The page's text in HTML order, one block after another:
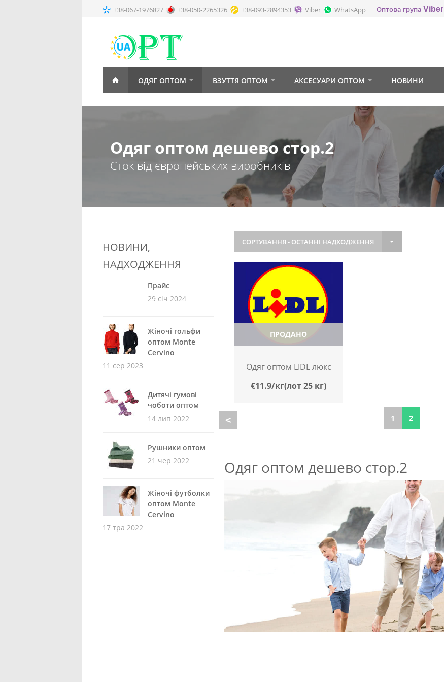
Одяг оптом дешево стор.2
1 2
ПРОДАНО
Одяг оптом LIDL люкс
€11.9/кг(лот 25 кг)
СОРТУВАННЯ - ОСТАННІ НАДХОДЖЕННЯ
НОВИНИ,
НАДХОДЖЕННЯ
Прайс
29 січ 2024
Жіночі гольфи
оптом Monte
Cervino
11 сер 2023
Дитячі гумові
чоботи оптом
14 лип 2022
Рушники оптом
21 чер 2022
Жіночі футболки
оптом Monte
Cervino
17 тра 2022
+38-067-1976827 +38-050-2265326 +38-093-2894353 Viber WhatsApp Оптова група Viber
ОДЯГ ОПТОМ ВЗУТТЯ ОПТОМ АКСЕСУАРИ ОПТОМ НОВИНИ
Одяг оптом дешево стор.2
Сток від європейських виробників